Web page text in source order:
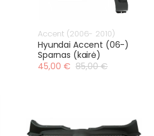
Accent (2006- 2010)
Hyundai Accent (06-)
Sparnas (kairė)
45,00 € 85,00 €